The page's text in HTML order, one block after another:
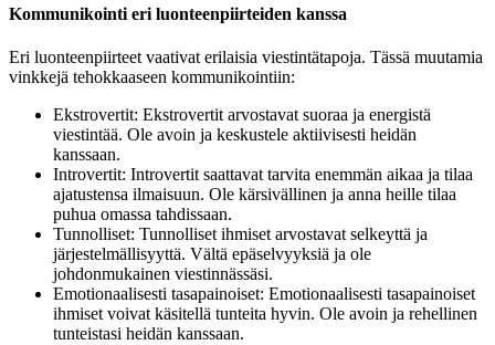
Kommunikointi eri luonteenpiirteiden kanssa
Eri luonteenpiirteet vaativat erilaisia viestintätapoja. Tässä muutamia
vinkkejä tehokkaaseen kommunikointiin:
Ekstrovertit: Ekstrovertit arvostavat suoraa ja energistä
viestintää. Ole avoin ja keskustele aktiivisesti heidän
kanssaan.
Introvertit: Introvertit saattavat tarvita enemmän aikaa ja tilaa
ajatustensa ilmaisuun. Ole kärsivällinen ja anna heille tilaa
puhua omassa tahdissaan.
Tunnolliset: Tunnolliset ihmiset arvostavat selkeyttä ja
järjestelmällisyyttä. Vältä epäselvyyksiä ja ole
johdonmukainen viestinnässäsi.
Emotionaalisesti tasapainoiset: Emotionaalisesti tasapainoiset
ihmiset voivat käsitellä tunteita hyvin. Ole avoin ja rehellinen
tunteistasi heidän kanssaan.